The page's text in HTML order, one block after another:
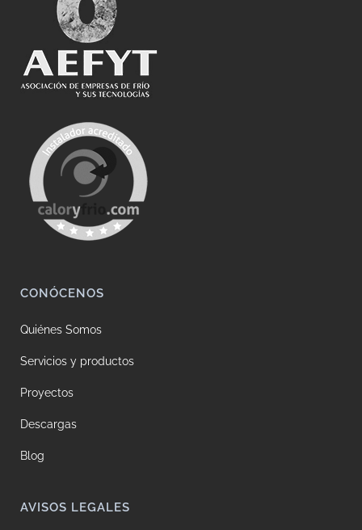
CONÓCENOS
Quiénes Somos
Servicios y productos
Proyectos
Descargas
Blog
AVISOS LEGALES